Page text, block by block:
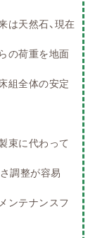
は天然石、現在
の荷重を地面
組全体の安定
束に代わって
調整が容易
ンテナンスフ